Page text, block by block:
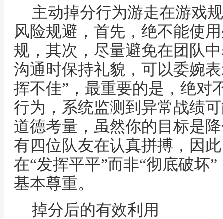
主动掉分行为游走在游戏
风险规避，首先，绝不能使
规，其次，尽量避免在团队
沟通时保持礼貌，可以委婉
挥不佳”，最重要的是，绝对
行为，系统监测到异常战绩
道德考量，虽然你的目标是
有四位队友在认真拼搏，因
在“发挥平平”而非“彻底破坏
基本尊重。
掉分后的有效利用